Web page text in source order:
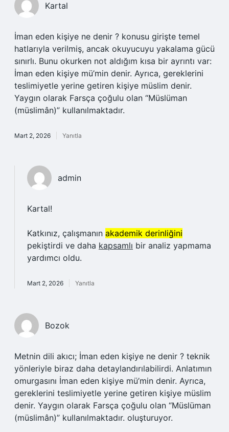
Kartal
İman eden kişiye ne denir ? konusu girişte temel
hatlarıyla verilmiş, ancak okuyucuyu yakalama gücü
sınırlı. Bunu okurken not aldığım kısa bir ayrıntı var:
İman eden kişiye mü’min denir. Ayrıca, gereklerini
teslimiyetle yerine getiren kişiye müslim denir.
Yaygın olarak Farsça çoğulu olan “Müslüman
(müslimân)” kullanılmaktadır.
Mart 2, 2026 Yanıtla
admin
Kartal!
Katkınız, çalışmanın akademik derinliğini
pekiştirdi ve daha kapsamlı bir analiz yapmama
yardımcı oldu.
Mart 2, 2026 Yanıtla
Bozok
Metnin dili akıcı; İman eden kişiye ne denir ? teknik
yönleriyle biraz daha detaylandırılabilirdi. Anlatımın
omurgasını İman eden kişiye mü’min denir. Ayrıca,
gereklerini teslimiyetle yerine getiren kişiye müslim
denir. Yaygın olarak Farsça çoğulu olan “Müslüman
(müslimân)” kullanılmaktadır. oluşturuyor.